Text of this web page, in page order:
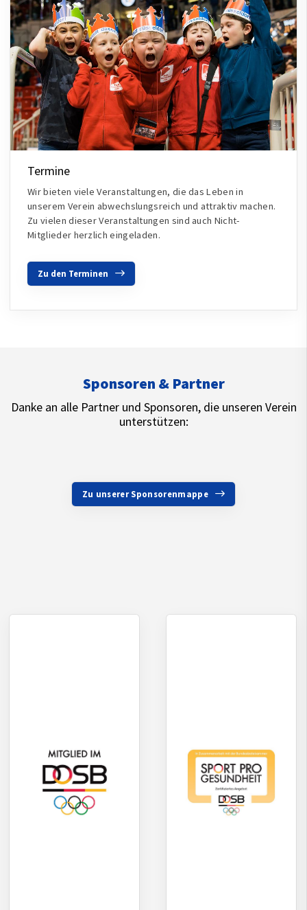
Termine
Wir bieten viele Veranstaltungen, die das Leben in
unserem Verein abwechslungsreich und attraktiv machen.
Zu vielen dieser Veranstaltungen sind auch Nicht-
Mitglieder herzlich eingeladen.
Zu den Terminen
Sponsoren & Partner
Danke an alle Partner und Sponsoren, die unseren Verein
unterstützen:
Zu unserer Sponsorenmappe